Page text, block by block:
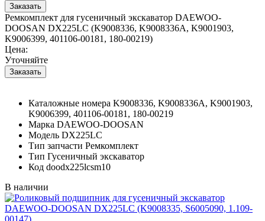
Ремкомплект для гусеничный экскаватор DAEWOO-
DOOSAN DX225LC (K9008336, K9008336A, K9001903,
K9006399, 401106-00181, 180-00219)
Цена:
Уточняйте
Каталожные номера K9008336, K9008336A, K9001903,
K9006399, 401106-00181, 180-00219
Марка DAEWOO-DOOSAN
Модель DX225LC
Тип запчасти Ремкомплект
Тип Гусеничный экскаватор
Код doodx225lcsm10
В наличии